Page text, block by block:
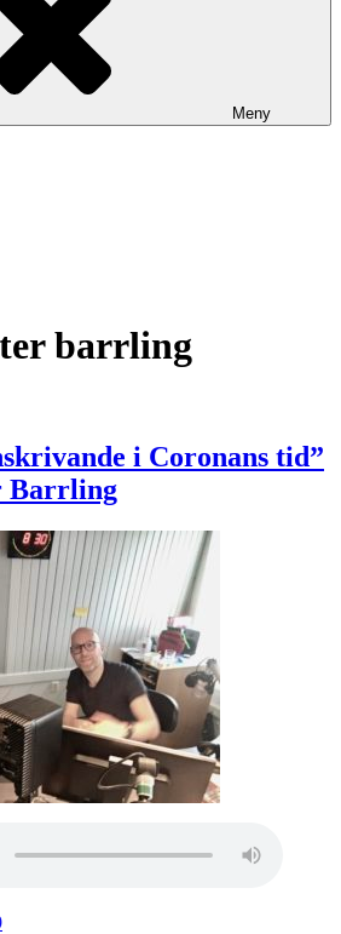
Meny
barrling
i Coronans tid”
Barrling